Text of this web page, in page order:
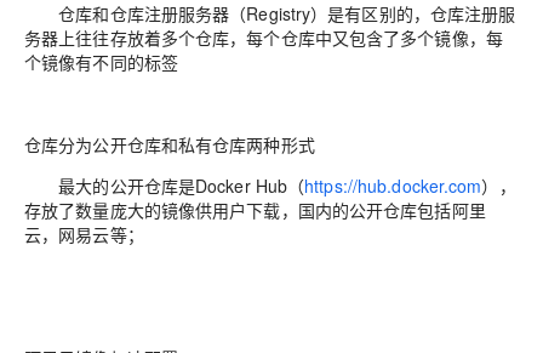
仓库和仓库注册服务器（Registry）是有区别的，仓库注册服
务器上往往存放着多个仓库，每个仓库中又包含了多个镜像，每
个镜像有不同的标签
仓库分为公开仓库和私有仓库两种形式
最大的公开仓库是Docker Hub（https://hub.docker.com），
存放了数量庞大的镜像供用户下载，国内的公开仓库包括阿里
云，网易云等；